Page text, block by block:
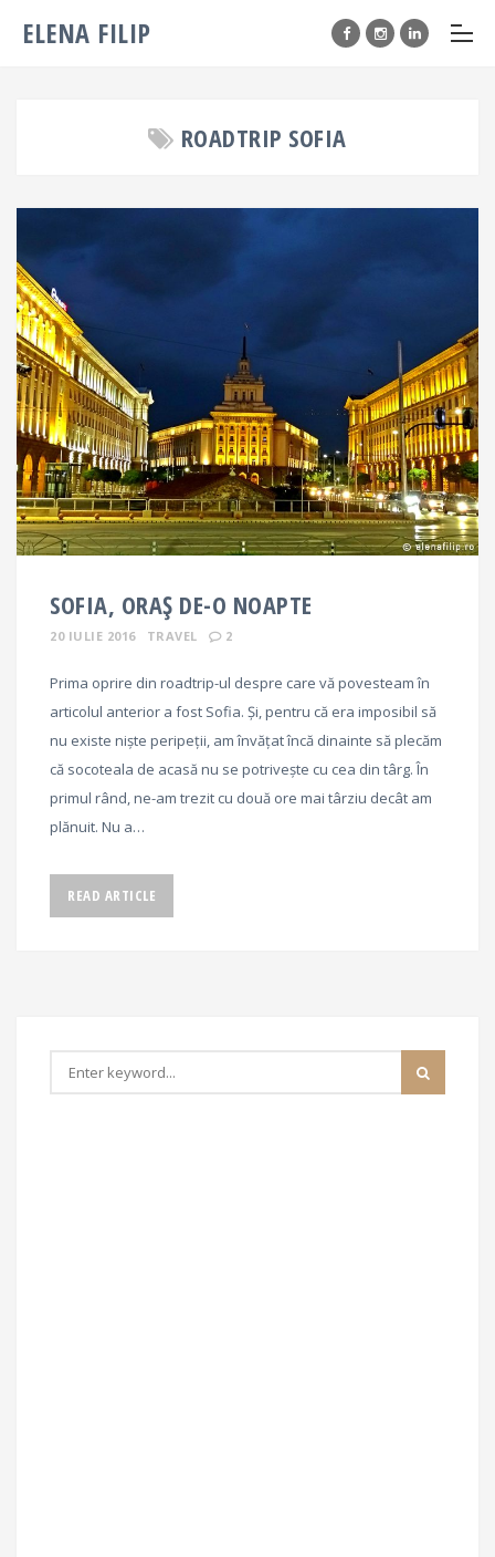
ELENA FILIP
ROADTRIP SOFIA
SOFIA, ORAȘ DE-O NOAPTE
20 IULIE 2016 TRAVEL 2
Prima oprire din roadtrip-ul despre care vă povesteam în
articolul anterior a fost Sofia. Și, pentru că era imposibil să
nu existe niște peripeții, am învățat încă dinainte să plecăm
că socoteala de acasă nu se potrivește cu cea din târg. În
primul rând, ne-am trezit cu două ore mai târziu decât am
plănuit. Nu a…
READ ARTICLE